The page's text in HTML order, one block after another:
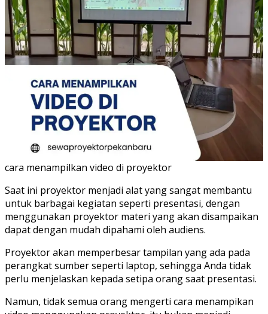
cara menampilkan video di proyektor
Saat ini proyektor menjadi alat yang sangat membantu
untuk barbagai kegiatan seperti presentasi, dengan
menggunakan proyektor materi yang akan disampaikan
dapat dengan mudah dipahami oleh audiens.
Proyektor akan memperbesar tampilan yang ada pada
perangkat sumber seperti laptop, sehingga Anda tidak
perlu menjelaskan kepada setipa orang saat presentasi.
Namun, tidak semua orang mengerti cara menampikan